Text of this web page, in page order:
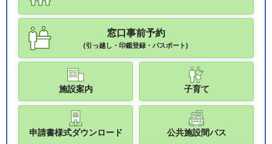
窓口事前予約
(引っ越し・印鑑登録・パスポート)
施設案内 子育て
申請書様式ダウンロード 公共施設間バス